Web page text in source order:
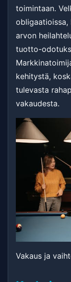
toimintaan.
arvon
tuotto-
kehitystä,
tulevasta
vakaudesta.
Vakaus ja